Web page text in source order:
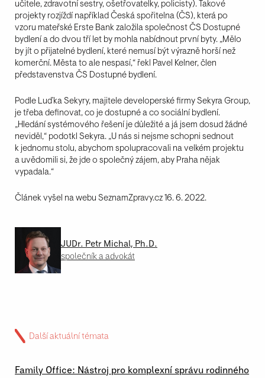
učitele, zdravotní sestry, ošetřovatelky, policisty). Takové
projekty rozjíždí například Česká spořitelna (ČS), která po
vzoru mateřské Erste Bank založila společnost ČS Dostupné
bydlení a do dvou tří let by mohla nabídnout první byty. „Mělo
by jít o přijatelné bydlení, které nemusí být výrazně horší než
komerční. Města to ale nespasí,“ řekl Pavel Kelner, člen
představenstva ČS Dostupné bydlení.
Podle Luďka Sekyry, majitele developerské firmy Sekyra Group,
je třeba definovat, co je dostupné a co sociální bydlení.
„Hledání systémového řešení je důležité a já jsem dosud žádné
neviděl,“ podotkl Sekyra. „U nás si nejsme schopni sednout
k jednomu stolu, abychom spolupracovali na velkém projektu
a uvědomili si, že jde o společný zájem, aby Praha nějak
vypadala.“
Článek vyšel na webu SeznamZpravy.cz16. 6. 2022.
JUDr. Petr Michal, Ph.D.
společník a advokát
Další aktuální témata
Family Office: Nástroj pro komplexní správu rodinného